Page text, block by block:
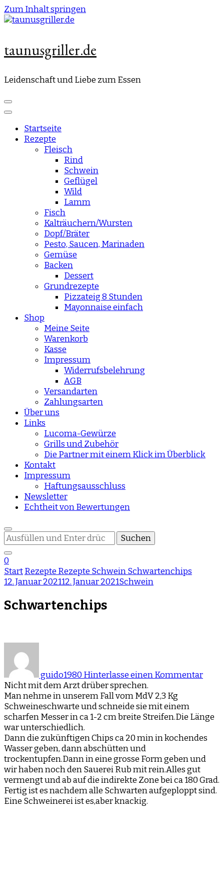
Zum Inhalt springen
taunusgriller.de
Leidenschaft und Liebe zum Essen
Startseite
Rezepte
Fleisch
Rind
Schwein
Geflügel
Wild
Lamm
Fisch
Kalträuchern/Wursten
Dopf/Bräter
Pesto, Saucen, Marinaden
Gemüse
Backen
Dessert
Grundrezepte
Pizzateig 8 Stunden
Mayonnaise einfach
Shop
Meine Seite
Warenkorb
Kasse
Impressum
Widerrufsbelehrung
AGB
Versandarten
Zahlungsarten
Über uns
Links
Lucoma-Gewürze
Grills und Zubehör
Die Partner mit einem Klick im Überblick
Kontakt
Impressum
Haftungsausschluss
Newsletter
Echtheit von Bewertungen
Suchst
du
nach
etwas?
0
StartRezepte Rezepte SchweinSchwartenchips
12. Januar 202112. Januar 2021Schwein
Schwartenchips
guido1980 Hinterlasse einen Kommentar
Nicht mit dem Arzt drüber sprechen.
Man nehme in unserem Fall vom MdV 2,3 Kg
Schweineschwarte und schneide sie mit einem
scharfen Messer in ca 1-2 cm breite Streifen.Die Länge
war unterschiedlich.
Dann die zukünftigen Chips ca 20 min in kochendes
Wasser geben, dann abschütten und
trockentupfen.Dann in eine grosse Form geben und
wir haben noch den Sauerei Rub mit rein.Alles gut
vermengt und ab auf die indirekte Zone bei ca 180 Grad.
Fertig ist es nachdem alle Schwarten aufgeploppt sind.
Eine Schweinerei ist es,aber knackig.